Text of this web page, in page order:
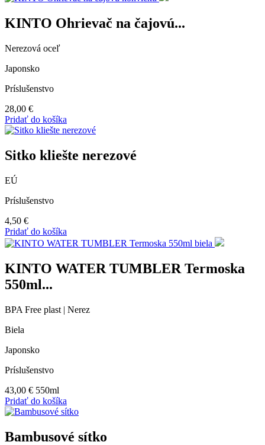
KINTO Ohrievač na čajovú...
Nerezová oceľ
Japonsko
Príslušenstvo
28,00 €
Pridať do košíka
Sitko kliešte nerezové
EÚ
Príslušenstvo
4,50 €
Pridať do košíka
KINTO WATER TUMBLER Termoska
550ml...
BPA Free plast | Nerez
Biela
Japonsko
Príslušenstvo
43,00 € 550ml
Pridať do košíka
Bambusové sítko